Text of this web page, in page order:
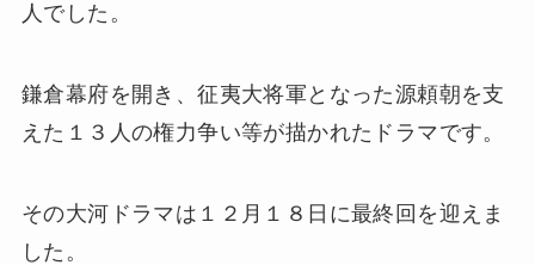
人でした。
鎌倉幕府を開き、征夷大将軍となった源頼朝を支
えた１３人の権力争い等が描かれたドラマです。
その大河ドラマは１２月１８日に最終回を迎えま
した。